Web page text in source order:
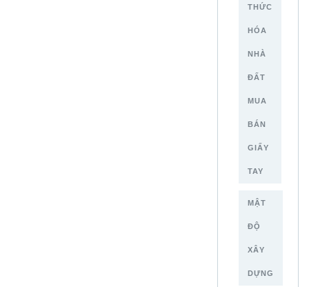
THỨC
HÓA
NHÀ
ĐẤT
MUA
BÁN
GIẤY
TAY
MẬT
ĐỘ
XÂY
DỰNG